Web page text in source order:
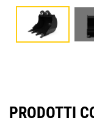
PRODOTTI